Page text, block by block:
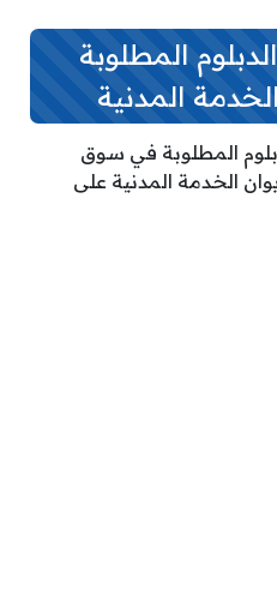
المطلوبة
المدنية
المطلوبة في سوق
الخدمة المدنية على